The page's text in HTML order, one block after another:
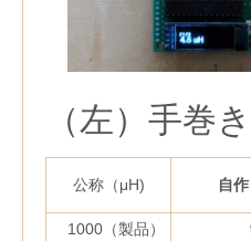
（左）手巻
公称（μH) 自作
1000（製品）